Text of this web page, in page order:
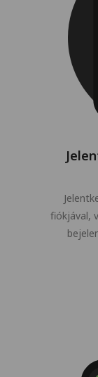
fiókjával,